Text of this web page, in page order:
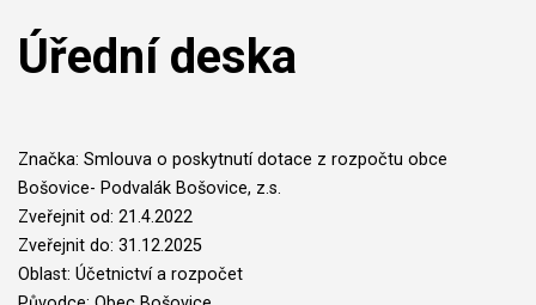
Úřední deska
Značka: Smlouva o poskytnutí dotace z rozpočtu obce
Bošovice- Podvalák Bošovice, z.s.
Zveřejnit od: 21.4.2022
Zveřejnit do: 31.12.2025
Oblast: Účetnictví a rozpočet